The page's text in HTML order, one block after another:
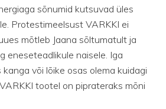
sõnumid kutsuvad üles
Protestimeelsust VARKKI ei
mõtleb Jaana sõltumatult ja
eneseteadlikule naisele. Iga
või lõike osas olema kuidagi
tootel on piprateraks mõni